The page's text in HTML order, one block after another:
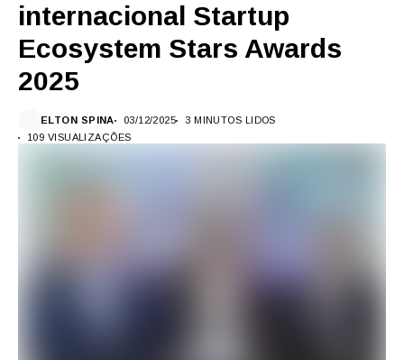
internacional Startup
Ecosystem Stars Awards
2025
ELTON SPINA 03/12/2025
3 MINUTOS LIDOS
109 VISUALIZAÇÕES